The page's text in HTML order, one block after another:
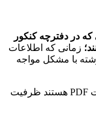
در دفترچه کنکور
زمانی که اطلاعات
با مشکل مواجه
هم اکنون در دفترچه های کنکور که به صورت PDF هستند ظرفیت